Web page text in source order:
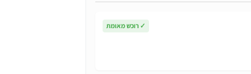
✓ רוכש מאומת